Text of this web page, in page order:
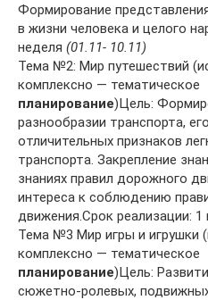
Формирование
в жизни человека и целого
неделя (01.11- 10.11)
Тема №2: Мир путешествий
комплексно — тематическое
планирование)Цель:
разнообразии транспорта,
отличительных признаков
транспорта. Закрепление
знаниях правил дорожного
интереса к соблюдению
движения.Срок реализации: 1
Тема №3 Мир игры и игрушки
комплексно — тематическое
планирование)Цель:
сюжетно-ролевых,